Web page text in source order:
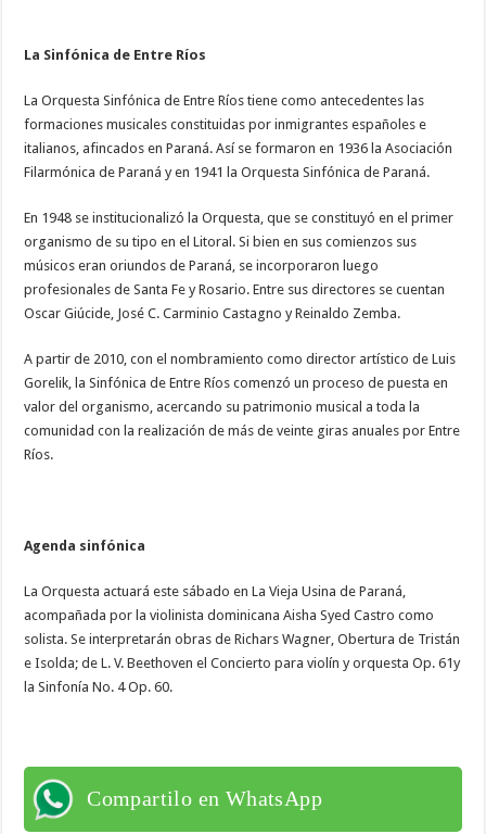
La Sinfónica de Entre Ríos
La Orquesta Sinfónica de Entre Ríos tiene como antecedentes las
formaciones musicales constituidas por inmigrantes españoles e
italianos, afincados en Paraná. Así se formaron en 1936 la Asociación
Filarmónica de Paraná y en 1941 la Orquesta Sinfónica de Paraná.
En 1948 se institucionalizó la Orquesta, que se constituyó en el primer
organismo de su tipo en el Litoral. Si bien en sus comienzos sus
músicos eran oriundos de Paraná, se incorporaron luego
profesionales de Santa Fe y Rosario. Entre sus directores se cuentan
Oscar Giúcide, José C. Carminio Castagno y Reinaldo Zemba.
A partir de 2010, con el nombramiento como director artístico de Luis
Gorelik, la Sinfónica de Entre Ríos comenzó un proceso de puesta en
valor del organismo, acercando su patrimonio musical a toda la
comunidad con la realización de más de veinte giras anuales por Entre
Ríos.
Agenda sinfónica
La Orquesta actuará este sábado en La Vieja Usina de Paraná,
acompañada por la violinista dominicana Aisha Syed Castro como
solista. Se interpretarán obras de Richars Wagner, Obertura de Tristán
e Isolda; de L. V. Beethoven el Concierto para violín y orquesta Op. 61y
la Sinfonía No. 4 Op. 60.
Compartilo en WhatsApp